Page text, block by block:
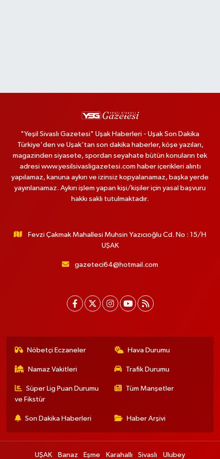
"Yeşil Sivaslı Gazetesi" Uşak Haberleri - Uşak Son Dakika
Türkiye'den ve Uşak'tan son dakika haberler, köşe yazıları,
magazinden siyasete, spordan seyahate bütün konuların tek
adresi www.yesilsivasligazetesi.com haber içerikleri alıntı
yapılamaz, kanuna aykırı ve izinsiz kopyalanamaz, başka yerde
yayınlanamaz. Aykırı işlem yapan kişi/kişiler için yasal başvuru
hakkı saklı tutulmaktadır.
Fevzi Çakmak Mahallesi Muhsin Yazıcıoğlu Cd. No : 15/H
UŞAK
gazeteci64@hotmail.com
Nöbetçi Eczaneler Hava Durumu
Namaz Vakitleri Trafik Durumu
Süper Lig Puan Durumu
ve Fikstür
Tüm Manşetler
Son Dakika Haberleri Haber Arşivi
UŞAK Banaz Eşme Karahallı Sivaslı Ulubey